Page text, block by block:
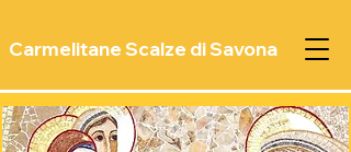
Carmelitane Scalze di Savona